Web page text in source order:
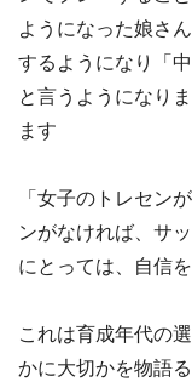
ようになった娘さ
するようになり「
と言うようになり
ます
「女子のトレセン
ンがなければ、サ
にとっては、自信
これは育成年代の
かに大切かを物語